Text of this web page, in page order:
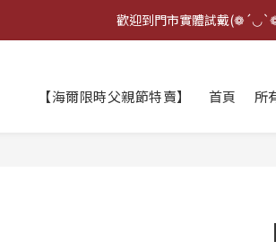
點擊右下方客服可詢問即時庫存☆*: .｡.
歡迎到門市實體試戴
點擊右下方客服可詢問即時庫存☆*: .｡.
【海爾限時父親節特賣】 首頁 所